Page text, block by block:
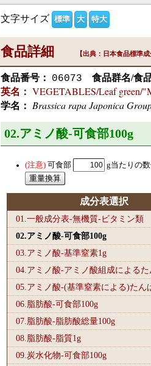
文字サイズ 標準 大 特大
食品詳細 【出典：日本食品標準
食品番号： 06073 食品群名/食
英名： VEGETABLES/Leaf green/
学名： Brassica rapa Japonica
02.アミノ酸-可食部100g
可食部 g当たりの数
成分表選択
01.一般成分表-無機質-ビタミン類
02.アミノ酸-可食部100g
03.アミノ酸-基準窒素1g
04.アミノ酸-アミノ酸組成による
05.アミノ酸-(基準窒素による)たん
06.脂肪酸-可食部100g
07.脂肪酸-脂肪酸総量100g
08.脂肪酸-脂質1g
09.炭水化物-可食部100g